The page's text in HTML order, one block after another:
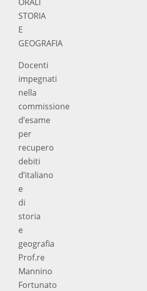
STORIA
E
GEOGRAFIA
Docenti
impegnati
nella
commissione
d’esame
per
recupero
debiti
d’italiano
e
di
storia
e
geografia
Prof.re
Mannino
Fortunato